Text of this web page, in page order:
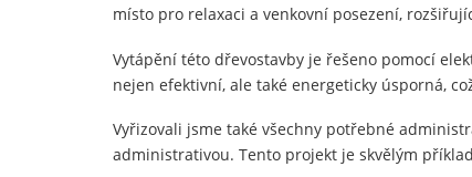
místo pro relaxaci a venkovní posezení,
Vytápění této dřevostavby je řešeno pomocí
nejen efektivní, ale také energeticky úsporná,
Vyřizovali jsme také všechny potřebné
administrativou. Tento projekt je skvělým